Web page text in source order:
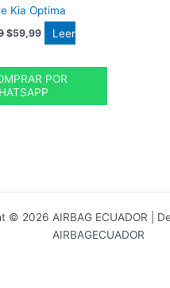
Kia Optima
$59,99
Leer
POR
© 2026 AIRBAG ECUADOR |
AIRBAGECUADOR